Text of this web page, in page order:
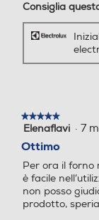
Questo
Porta fredda
Tipo vetro porta
Consiglia
★★★★★
★★★★★
5
5
stelle.
Elenaflavi · 7
Ottimo
Per ora il forno
è facile
non posso
prodotto,